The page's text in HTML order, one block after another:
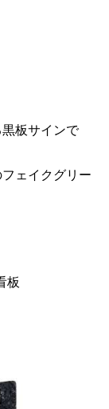
板サインで
ェイクグリー
板